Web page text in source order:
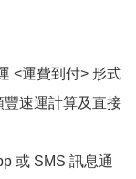
<運費到付> 形式
速運計算及直接
或 SMS 訊息通